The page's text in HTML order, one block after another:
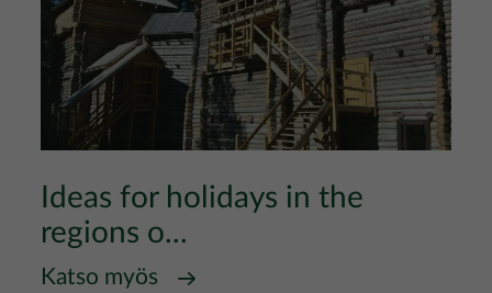
Ideas for holidays in the
regions o...
Katso myös